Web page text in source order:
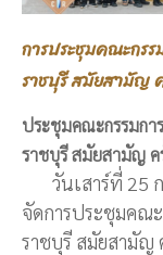
การประชุมคณะกร
ราชบุรี สมัยสามัญ
ประชุมคณะกรรมก
ราชบุรี สมัยสามัญ ค
วันเสาร์ที่ 25 ก
จัดการประชุมคณ
ราชบุรี สมัยสามั